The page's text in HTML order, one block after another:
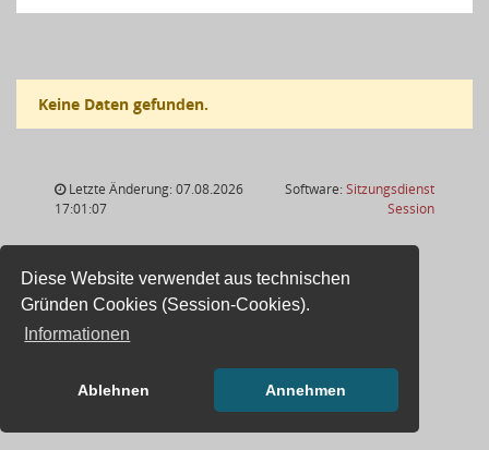
Diese Website verwendet aus technischen
Gründen Cookies (Session-Cookies).
Informationen
Ablehnen Annehmen
Keine Daten gefunden.
Letzte Änderung: 07.08.2026
17:01:07
Software:Sitzungsdienst
Session(Wird in